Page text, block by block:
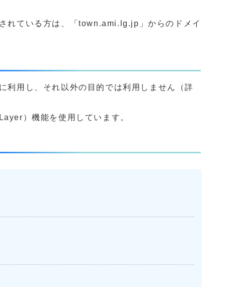
れている方は、「town.ami.lg.jp」からのドメイ
利用し、それ以外の目的では利用しません（詳
）機能を使用しています。